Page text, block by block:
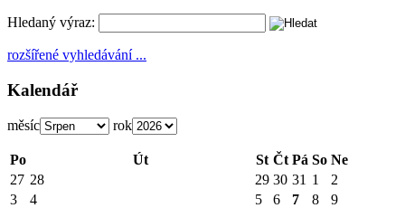
Hledaný výraz:
rozšířené vyhledávání ...
Kalendář
měsíc rok
Po Út St Čt Pá So Ne
27 28 29 30 31 1
2
3
4 5 6 7 8
9